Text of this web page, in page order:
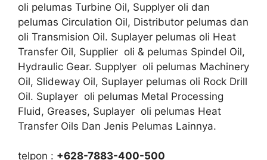
oli pelumas Turbine Oil, Supplyer oli dan
pelumas Circulation Oil, Distributor pelumas dan
oli Transmision Oil. Suplayer pelumas oli Heat
Transfer Oil, Supplier oli & pelumas Spindel Oil,
Hydraulic Gear. Supplyer oli pelumas Machinery
Oil, Slideway Oil, Suplayer pelumas oli Rock Drill
Oil. Suplayer oli pelumas Metal Processing
Fluid, Greases, Suplayer oli pelumas Heat
Transfer Oils Dan Jenis Pelumas Lainnya.
telpon : +628-7883-400-500